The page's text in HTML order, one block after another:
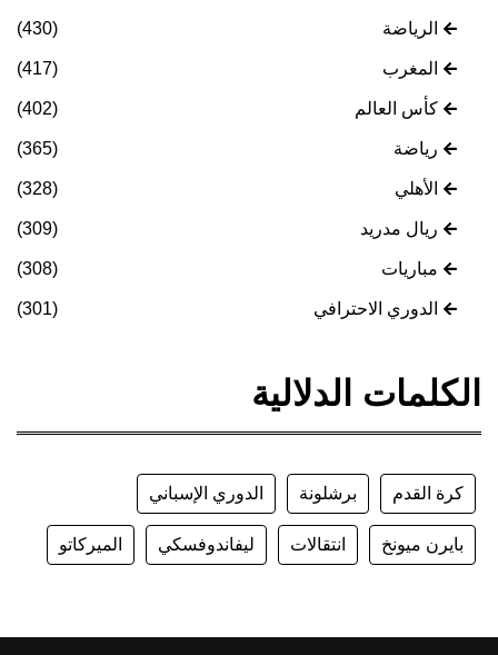
الرياضة (430)
المغرب (417)
كأس العالم (402)
رياضة (365)
الأهلي (328)
ريال مدريد (309)
مباريات (308)
الدوري الاحترافي (301)
الكلمات الدلالية
كرة القدم برشلونة الدوري الإسباني
بايرن ميونخ انتقالات ليفاندوفسكي الميركاتو